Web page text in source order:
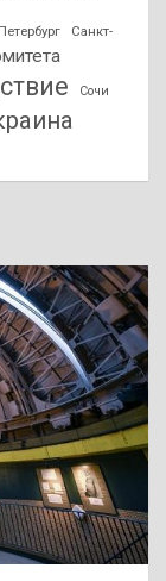
Санкт-
Сочи